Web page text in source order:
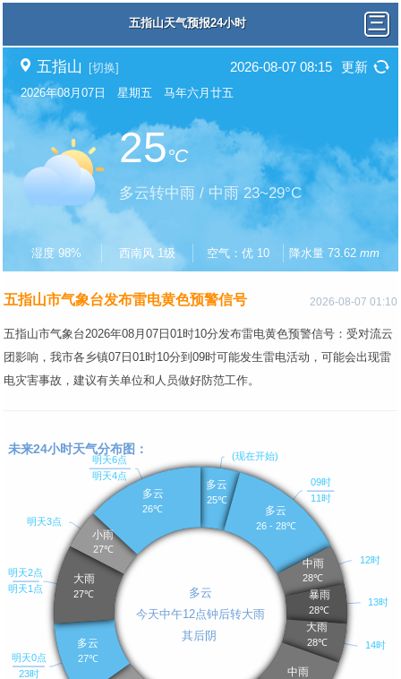
五指山天气预报24小时
五指山 [切换] 2026-08-07 08:15 更新
2026年08月07日 星期五 马年六月廿五
25°C
多云转中雨 / 中雨 23~29°C
湿度 98% 西南风 1级 空气：优 10 降水量 73.62mm
2026-08-07 01:10
五指山市气象台发布雷电黄色预警信号
五指山市气象台2026年08月07日01时10分发布雷电黄色预警信号：受对流云
团影响，我市各乡镇07日01时10分到09时可能发生雷电活动，可能会出现雷
电灾害事故，建议有关单位和人员做好防范工作。